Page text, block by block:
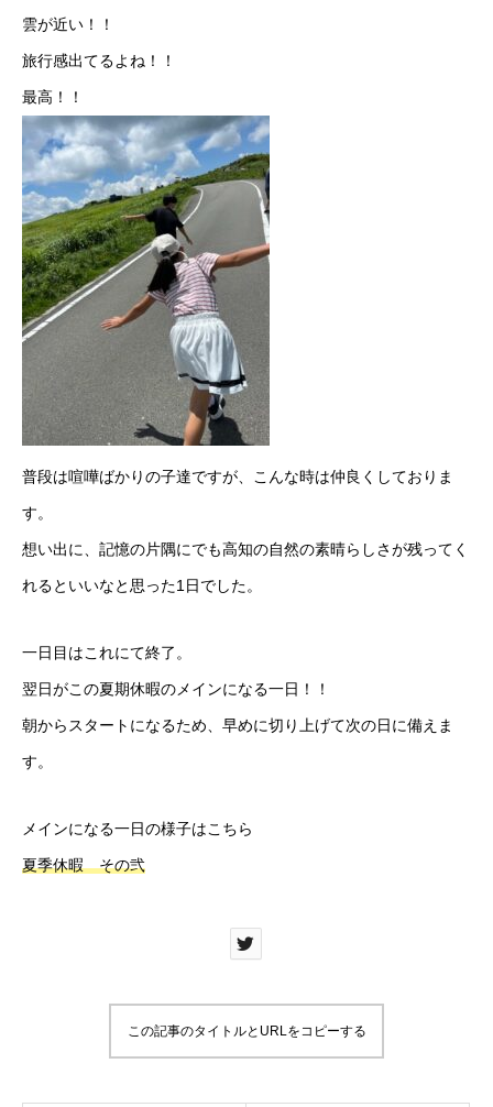
雲が近い！！
旅行感出てるよね！！
最高！！
普段は喧嘩ばかりの子達ですが、こんな時は仲良くしておりま
す。
想い出に、記憶の片隅にでも高知の自然の素晴らしさが残ってく
れるといいなと思った1日でした。
一日目はこれにて終了。
翌日がこの夏期休暇のメインになる一日！！
朝からスタートになるため、早めに切り上げて次の日に備えま
す。
メインになる一日の様子はこちら
夏季休暇 その弐
この記事のタイトルとURLをコピーする